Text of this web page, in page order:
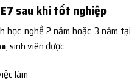
sau khi tốt nghiệp
học nghề 2 năm hoặc 3 năm tại
, sinh viên được:
làm